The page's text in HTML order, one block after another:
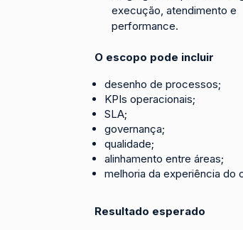
execução, atendimento e
performance.
O escopo pode incluir
desenho de processos;
KPIs operacionais;
SLA;
governança;
qualidade;
alinhamento entre áreas;
melhoria da experiência do
Resultado esperado